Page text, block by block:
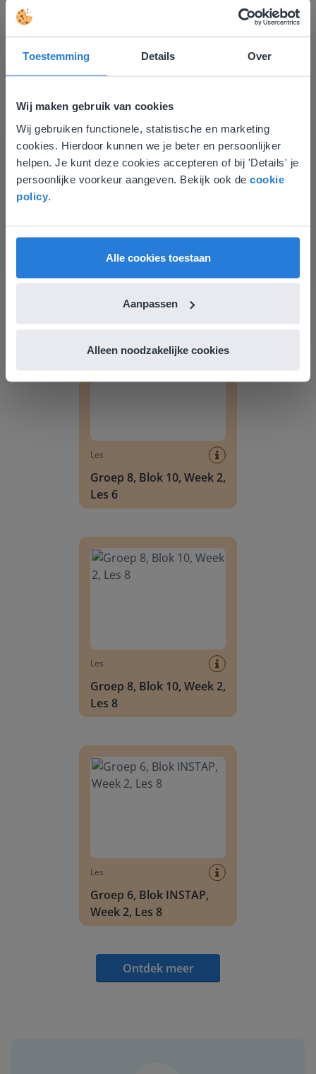
Toestemming Details Over
Wij maken gebruik van cookies
Wij gebruiken functionele, statistische en marketing
cookies. Hierdoor kunnen we je beter en persoonlijker
helpen. Je kunt deze cookies accepteren of bij 'Details' je
persoonlijke voorkeur aangeven. Bekijk ook de cookie
policy
Alle cookies toestaan
Aanpassen
Alleen noodzakelijke cookies
Groep 8, Blok 9, Week 3, Les 11
Les
Groep 8, Blok 10, Week 2,
Les 6
Les
Groep 8, Blok 10, Week 2,
Les 8
Les
Groep 6, Blok INSTAP,
Week 2, Les 8
Ontdek meer
Deze website komt niet
overeen met je locatie
Gezien je locatie, denken we dat je misschien
liever naar de website voor English gaat. Hier
English
Vlaanderen